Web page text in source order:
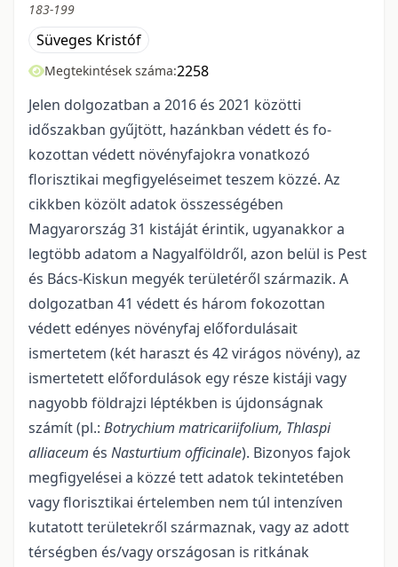
183-199
Süveges Kristóf
Megtekintések száma:2258
Jelen dolgozatban a 2016 és 2021 közötti
időszakban gyűjtött, hazánkban védett és fo­
kozottan védett növényfajokra vonatkozó
florisztikai megfigyeléseimet teszem közzé. Az
cikkben köz­ölt adatok összességében
Magyarország 31 kistáját érintik, ugyanakkor a
legtöbb adatom a Nagyalföld­ről, azon belül is Pest
és Bács-Kiskun megyék területéről származik. A
dolgozatban 41 védett és három foko­zottan
védett edényes növényfaj előfordulásait
ismertetem (két haraszt és 42 virágos növény), az
ismer­tetett előfordulások egy része kistáji vagy
nagyobb földrajzi léptékben is újdonságnak
számít (pl.: Bot­rychium matricariifolium, Thlaspi
alliaceum és Nasturtium officinale). Bizonyos fajok
megfigyelései a közzé tett adatok tekintetében
vagy florisztikai értelemben nem túl intenzíven
kutatott területekről szár­maznak, vagy az adott
térségben és/vagy országosan is ritkának